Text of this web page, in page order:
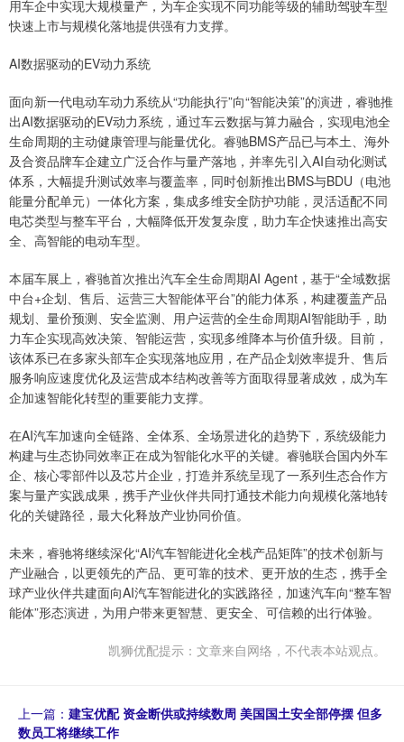
用车企中实现大规模量产，为车企实现不同功能等级的辅助驾驶车型
快速上市与规模化落地提供强有力支撑。
AI数据驱动的EV动力系统
面向新一代电动车动力系统从“功能执行”向“智能决策”的演进，睿驰推
出AI数据驱动的EV动力系统，通过车云数据与算力融合，实现电池全
生命周期的主动健康管理与能量优化。睿驰BMS产品已与本土、海外
及合资品牌车企建立广泛合作与量产落地，并率先引入AI自动化测试
体系，大幅提升测试效率与覆盖率，同时创新推出BMS与BDU（电池
能量分配单元）一体化方案，集成多维安全防护功能，灵活适配不同
电芯类型与整车平台，大幅降低开发复杂度，助力车企快速推出高安
全、高智能的电动车型。
本届车展上，睿驰首次推出汽车全生命周期AI Agent，基于“全域数据
中台+企划、售后、运营三大智能体平台”的能力体系，构建覆盖产品
规划、量价预测、安全监测、用户运营的全生命周期AI智能助手，助
力车企实现高效决策、智能运营，实现多维降本与价值升级。目前，
该体系已在多家头部车企实现落地应用，在产品企划效率提升、售后
服务响应速度优化及运营成本结构改善等方面取得显著成效，成为车
企加速智能化转型的重要能力支撑。
在AI汽车加速向全链路、全体系、全场景进化的趋势下，系统级能力
构建与生态协同效率正在成为智能化水平的关键。睿驰联合国内外车
企、核心零部件以及芯片企业，打造并系统呈现了一系列生态合作方
案与量产实践成果，携手产业伙伴共同打通技术能力向规模化落地转
化的关键路径，最大化释放产业协同价值。
未来，睿驰将继续深化“AI汽车智能进化全栈产品矩阵”的技术创新与
产业融合，以更领先的产品、更可靠的技术、更开放的生态，携手全
球产业伙伴共建面向AI汽车智能进化的实践路径，加速汽车向“整车智
能体”形态演进，为用户带来更智慧、更安全、可信赖的出行体验。
凯狮优配提示：文章来自网络，不代表本站观点。
上一篇： 建宝优配 资金断供或持续数周 美国国土安全部停摆 但多
数员工将继续工作